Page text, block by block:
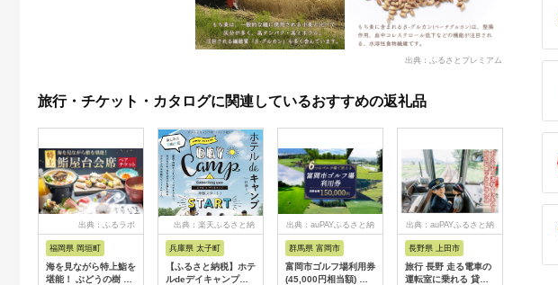
出典：ふるさとプレミアム
旅行・チケット・カタログに関連しているおすすめの返礼品
出典：ふるラボ
福岡県 岡垣町
海を見ながら特上鮨を
堪能！ ぶどうの樹 鮨
出典：楽天ふるさと納
兵庫県 太子町
【ふるさと納税】ホテ
ルdeデイキャンプ体
出典：auPAYふるさと納
群馬県 富岡市
富岡市ゴルフ場利用券
(45,000円相当額) ゴ
出典：auPAYふるさと納
長野県 上田市
旅行 長野 走る電車の
運転室に乗れる 貸切
出典：
富士カ